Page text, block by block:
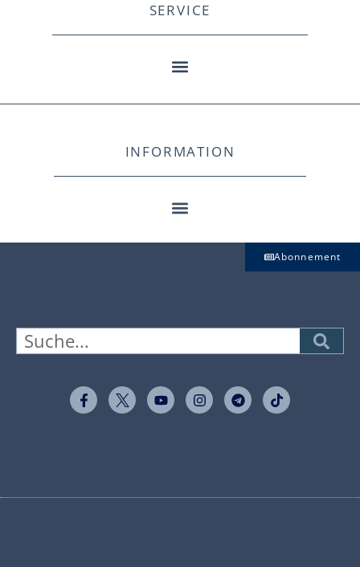
SERVICE
INFORMATION
Abonnement